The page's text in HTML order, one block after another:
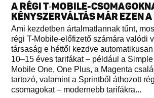
A RÉGI T‑MOBILE-
KÉNYSZERVÁLTÁS MÁR EZEN A
Ami kezdetben ártalmatlannak tűnt,
régi T-Mobile-előfizető számára valódi
társaság e héttől kezdve
10–15 éves tarifákat – például a
Mobile One, One Plus, a Magenta
tartozó, valamint a Sprintből áthozott
csomagokat – modernebb tarifákra...